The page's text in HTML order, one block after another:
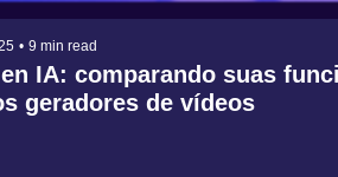
• 9 min read
IA: comparando suas
geradores de vídeos